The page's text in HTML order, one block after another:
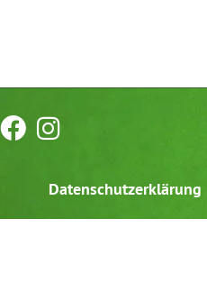
Datenschutzerklärung